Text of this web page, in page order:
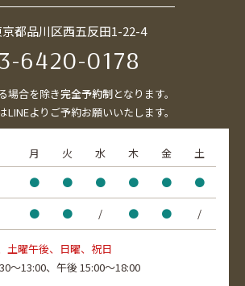
京都品川区西五反田1-22-4
6420-0178
場合を除き完全予約制となります。
LINEよりご予約お願いいたします。
月 火 水 木 金
土
● ● ● ● ● ●
● ● / ● ● /
土曜午後、日曜、祝日
～13:00、 午後 15:00～18:00